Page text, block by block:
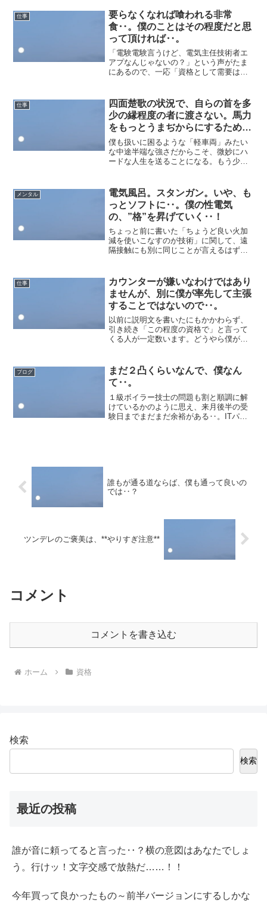
し、ストイックさが見たければSNSでも
漁ってください。わざわざ...
仕事
要らなくなれば喰われる非常
食‥。僕のことはその程度だと思
って頂ければ‥。
「電験電験言うけど、電気主任技術者エ
アプなんじゃないの？」という声がたま
にあるので、一応「資格として需要は上
と思います。前提として、僕はビル管理
員をメインとして転職を5...
仕事
四面楚歌の状況で、自らの首を多
少の縁程度の者に渡さない。馬力
をもっとうまぢからにするため
に、タケコプターでもチュウニズ
ムでも‥！
僕も扱いに困るような「軽車両」みたい
な中途半端な強さだからこそ、微妙にハ
ードな人生を送ることになる。もう少し
くる全てを弾き飛ばせたら‥。自分に付
いたレッテルは簡単に剝が...
メンタル
電気風呂。スタンガン。いや、も
っとソフトに‥。僕の性電気
の、”格”を昇げていく‥！
ちょっと前に書いた「ちょうど良い火加
減を使いこなすのが技術」に関して、遠
隔接触にも別に同じことが言えるはずだ
機しながらも、管理会社への相談が効い
たのか、１０３はもちろん...
仕事
カウンターが嫌いなわけではあり
ませんが、別に僕が率先して主張
することではないので‥。
以前に説明文を書いたにもかかわらず、
引き続き「この程度の資格で」と言って
くる人が一定数います。どうやら僕が丁
合が多いので別に僕も楽しく喜んで再度
同じような反論文を書いて...
ブログ
まだ２凸くらいなんで、僕なん
て‥。
１級ボイラー技士の問題も割と順調に解
けているかのように思え、来月後半の受
験日までまだまだ余裕がある‥。ITパス
誰もが通る道ならば、僕も通って良いの
では‥？
ツンデレのご褒美は、**やりすぎ注意**
コメント
コメントを書き込む
ホーム 資格
検索
検索
最近の投稿
誰が音に頼ってると言った‥？横の意図はあなたでしょ
う。行けッ！文字交感で放熱だ……！！
今年買って良かったもの～前半バージョンにするしかな